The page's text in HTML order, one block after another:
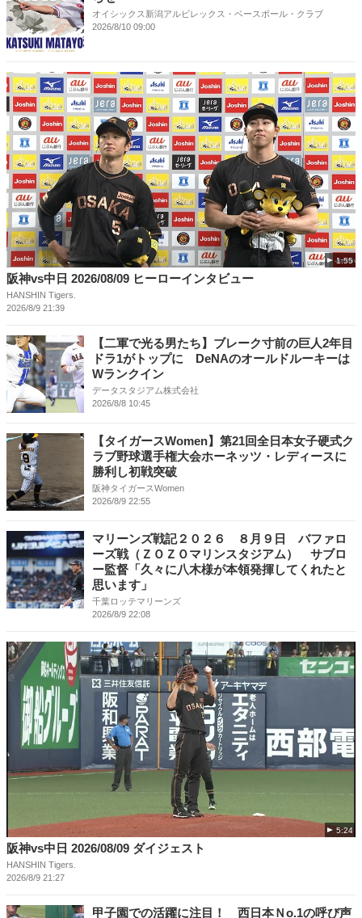
オイシックス新潟アルビレックス・ベースボール・クラブ
2026/8/10 09:00
1:55
阪神vs中日 2026/08/09 ヒーローインタビュー
HANSHIN Tigers.
2026/8/9 21:39
【二軍で光る男たち】ブレーク寸前の巨人2年目
ドラ1がトップに DeNAのオールドルーキーは
Wランクイン
データスタジアム株式会社
2026/8/8 10:45
【タイガースWomen】第21回全日本女子硬式ク
ラブ野球選手権大会ホーネッツ・レディースに
勝利し初戦突破
阪神タイガースWomen
2026/8/9 22:55
マリーンズ戦記２０２６ ８月９日 バファロ
ーズ戦（ＺＯＺＯマリンスタジアム） サブロ
ー監督「久々に八木様が本領発揮してくれたと
思います」
千葉ロッテマリーンズ
2026/8/9 22:08
5:24
阪神vs中日 2026/08/09 ダイジェスト
HANSHIN Tigers.
2026/8/9 21:27
甲子園での活躍に注目！ 西日本Ｎo.1の呼び声